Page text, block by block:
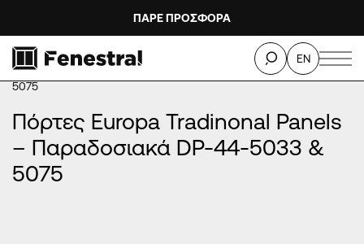
ΠΑΡΕ ΠΡΟΣΦΟΡΑ
EN
ΑΡΧΙΚΉ ΠΌΡΤΕΣ ΕΙΣΌΔΟΥ ΑΛΟΥΜΙΝΊΟΥ/
ΠΌΡΤΕΣ EUROPA TRADINONAL PANELS - ΠΑΡΑΔΟΣΙΑΚΆ
/
Πόρτες Europa Tradinonal Panels – Παραδοσιακά DP-44-5033 &
5075
Πόρτες Europa Tradinonal Panels
– Παραδοσιακά DP-44-5033 &
5075